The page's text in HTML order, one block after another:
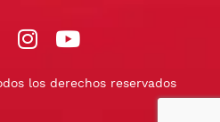
los derechos reservados